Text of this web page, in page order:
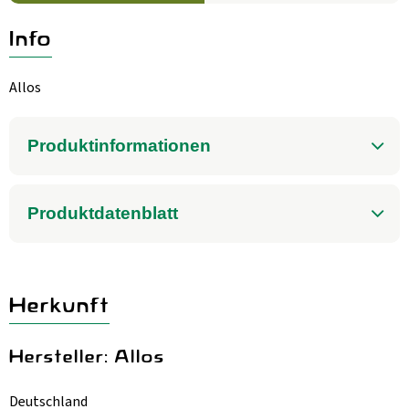
Aktuelles
B2B
Info
Allos
Produktinformationen
Produktdatenblatt
Herkunft
Hersteller: Allos
Deutschland